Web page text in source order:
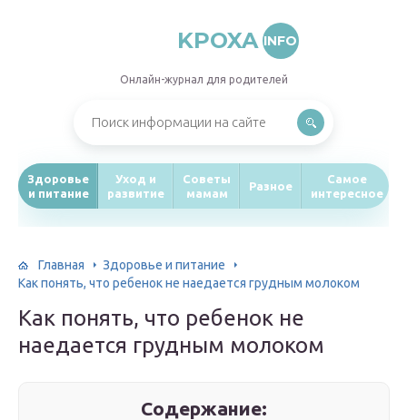
KPOXA INFO
Онлайн-журнал для родителей
Здоровье
и питание
Уход и
развитие
Советы
мамам
Разное
Самое
интересное
Главная
Здоровье и питание
Как понять, что ребенок не наедается грудным молоком
Как понять, что ребенок не
наедается грудным молоком
Содержание: